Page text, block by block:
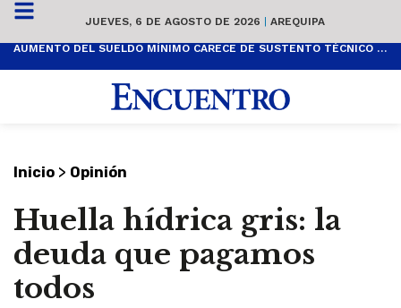
JUEVES, 6 DE AGOSTO DE 2026 | AREQUIPA
AUMENTO DEL SUELDO MÍNIMO CARECE DE SUSTENTO TÉCNICO Y ES POPULISTA
Inicio > Opinión
Huella hídrica gris: la
deuda que pagamos
todos